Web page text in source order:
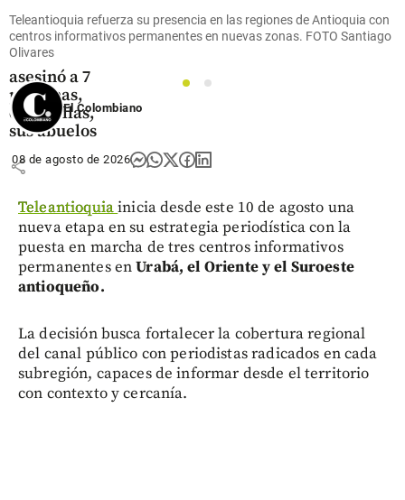
Tragedia en
Tailandia:
Adolescente
asesinó a 7
personas,
entre ellas,
sus abuelos
share
Teleantioquia refuerza su presencia en las regiones de Antioquia con
centros informativos permanentes en nuevas zonas. FOTO Santiago
Olivares
1
2
El Colombiano
08 de agosto de 2026
Teleantioquiainicia desde este 10 de agosto una
nueva etapa en su estrategia periodística con la
puesta en marcha de tres centros informativos
permanentes enUrabá, el Oriente y el Suroeste
antioqueño.
La decisión busca fortalecer la cobertura regional
del canal público con periodistas radicados en cada
subregión, capaces de informar desde el territorio
con contexto y cercanía.